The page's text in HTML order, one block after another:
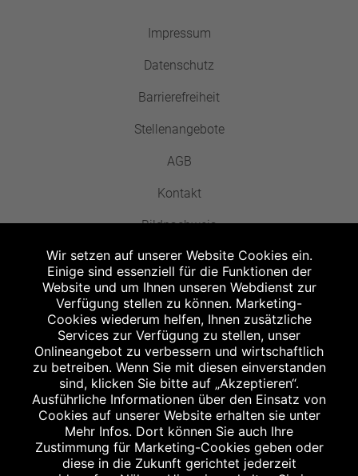
Impressum
Datenschutz
Barrierefreiheit
Stellenangebote
AGB
Kontakt
Bildnachweis
Abgabe in haushaltsüblichen Mengen, solange der Vorrat reicht. Für Druck-
und Satzfehler keine Haftung.
Zu Risiken und Nebenwirkungen lesen Sie die Packungsbeilage und fragen
Sie Ihren Arzt oder Apotheker.
Angabe nach der deutschen Arzneimitteltaxe Apothekenerstattungspreis
(AEP). Der AEP ist keine unverbindliche Preisempfehlung der Hersteller. Der
AEP ist ein von den Apotheken in Ansatz gebrachter Preis für rezeptfreie
Arzneimittel. Er entspricht in der Höhe dem für Apotheken verbindlichen
Abgabepreis, zu dem eine Apotheke in bestimmten Fällen (z.B. bei Kindern
unter 12 Jahren) das Produkt mit der gesetzlichen Krankenversicherung
abrechnet. Der AEP ist der allgemeine Erstattungspreis im Falle einer
Kostenübernahme durch die gesetzlichen Krankenkassen, vor Abzug eines
Wir setzen auf unserer Website Cookies ein.
Einige sind essenziell für die Funktionen der
Website und um Ihnen unseren Webdienst zur
Verfügung stellen zu können. Marketing-
Cookies wiederum helfen, Ihnen zusätzliche
Services zur Verfügung zu stellen, unser
Onlineangebot zu verbessern und wirtschaftlich
zu betreiben. Wenn Sie mit diesen einverstanden
sind, klicken Sie bitte auf „Akzeptieren“.
Ausführliche Informationen über den Einsatz von
Cookies auf unserer Website erhalten sie unter
Mehr Infos. Dort können Sie auch Ihre
Zustimmung für Marketing-Cookies geben oder
diese in die Zukunft gerichtet jederzeit